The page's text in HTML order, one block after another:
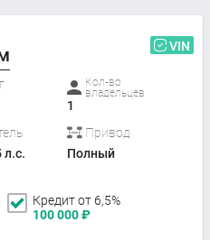
VIN
Кол-во
владельцев
1
л.с.
Привод
Полный
Кредит от 6,5%
100 000₽